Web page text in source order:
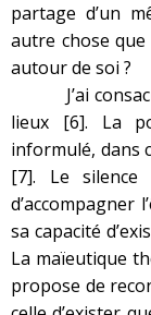
partage d’un
autre chose
autour de soi ?
J’ai
lieux [6]. La
informulé, dans
[7]. Le silence
d’accompagner
sa capacité
La maïeutique
propose de